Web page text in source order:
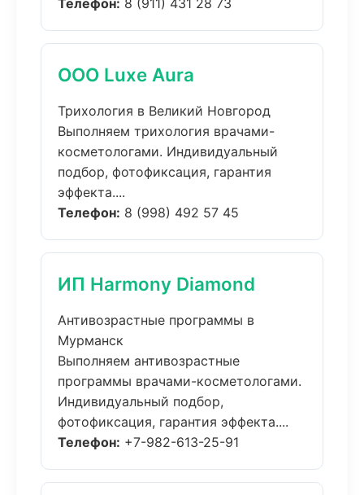
Телефон: 8 (911) 431 28 73
ООО Luxe Aura
Трихология в Великий Новгород
Выполняем трихология врачами-
косметологами. Индивидуальный
подбор, фотофиксация, гарантия
эффекта....
Телефон: 8 (998) 492 57 45
ИП Harmony Diamond
Антивозрастные программы в
Мурманск
Выполняем антивозрастные
программы врачами-косметологами.
Индивидуальный подбор,
фотофиксация, гарантия эффекта....
Телефон: +7-982-613-25-91